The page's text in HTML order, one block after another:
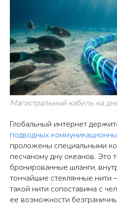
Магистральный кабель на
Глобальный интернет
подводных
проложены специальными
песчаному дну океанов. Это
бронированные шланги,
тончайшие стеклянные
такой нити сопоставима с
ее возможности